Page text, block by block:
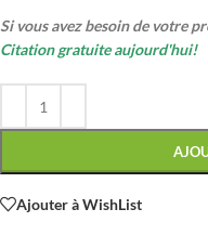
Si vous avez besoin de votre
Citation gratuite aujourd'hui!
Ajouter à WishList